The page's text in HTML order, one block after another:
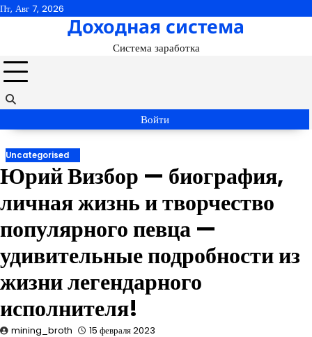
Перейти
Пт, Авг 7, 2026
Доходная система
Система заработка
Войти
Uncategorised
Юрий Визбор — биография,
личная жизнь и творчество
популярного певца —
удивительные подробности из
жизни легендарного
исполнителя!
mining_broth 15 февраля 2023